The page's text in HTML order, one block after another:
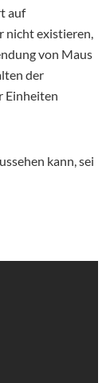
auf
nicht existieren,
von Maus
der
Einheiten
kann, sei